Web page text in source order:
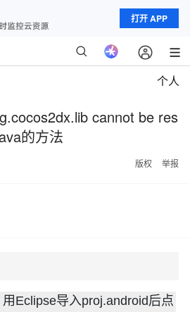
打开 APP
个人
cannot be res
的方法
版权 举报
Eclipse导入proj.android后点